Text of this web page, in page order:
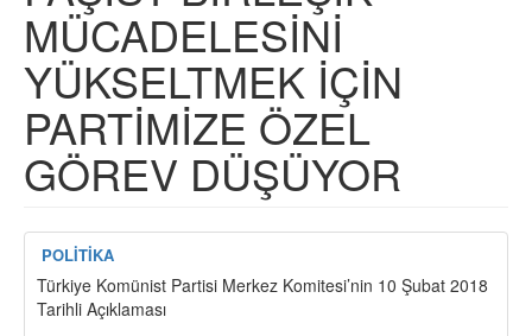
MÜCADELESİNİ
YÜKSELTMEK İÇİN
PARTİMİZE ÖZEL
GÖREV DÜŞÜYOR
POLİTİKA
Türkiye Komünist Partisi Merkez Komitesi’nin 10 Şubat 2018
Tarihli Açıklaması